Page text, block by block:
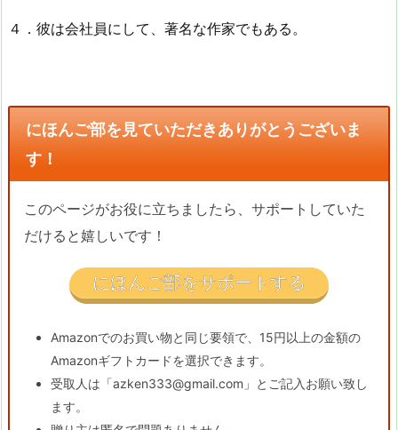
４．彼は会社員にして、著名な作家でもある。
にほんご部を見ていただきありがとうございま
す！
このページがお役に立ちましたら、サポートしていた
だけると嬉しいです！
にほんご部をサポートする
Amazonでのお買い物と同じ要領で、15円以上の金額の
Amazonギフトカードを選択できます。
受取人は「azken333@gmail.com」とご記入お願い致し
ます。